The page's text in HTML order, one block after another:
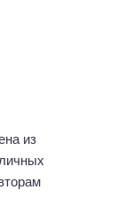
из